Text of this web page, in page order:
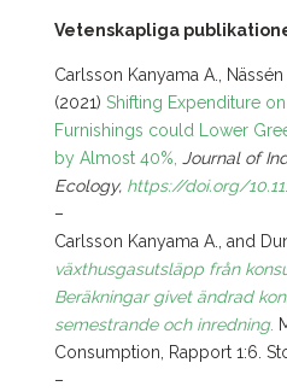
Vetenskapliga
Carlsson Kanyama A.,
(2021) Shifting Expenditure
Furnishings could Lower
by Almost 40%, Journal of
Ecology, https://doi.org/
–
Carlsson Kanyama A., and
växthusgasutsläpp från
Beräkningar givet ändrad
semestrande och inredning.
Consumption, Rapport 1:6.
–